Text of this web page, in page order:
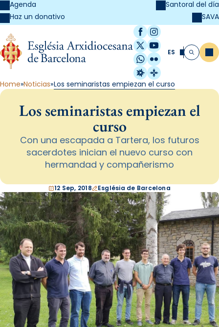
Agenda
Haz un donativo
Santoral del día
SAVA
Facebook
Instagram
X / Twitter
YouTube
WhatsApp
Flickr
Radio Estel
Catalunya
ES Buscar
Home Noticias Los seminaristas empiezan el curso
Los seminaristas empiezan el
curso
Con una escapada a Tartera, los futuros
sacerdotes inician el nuevo curso con
hermandad y compañerismo
12 Sep, 2018 Església de Barcelona